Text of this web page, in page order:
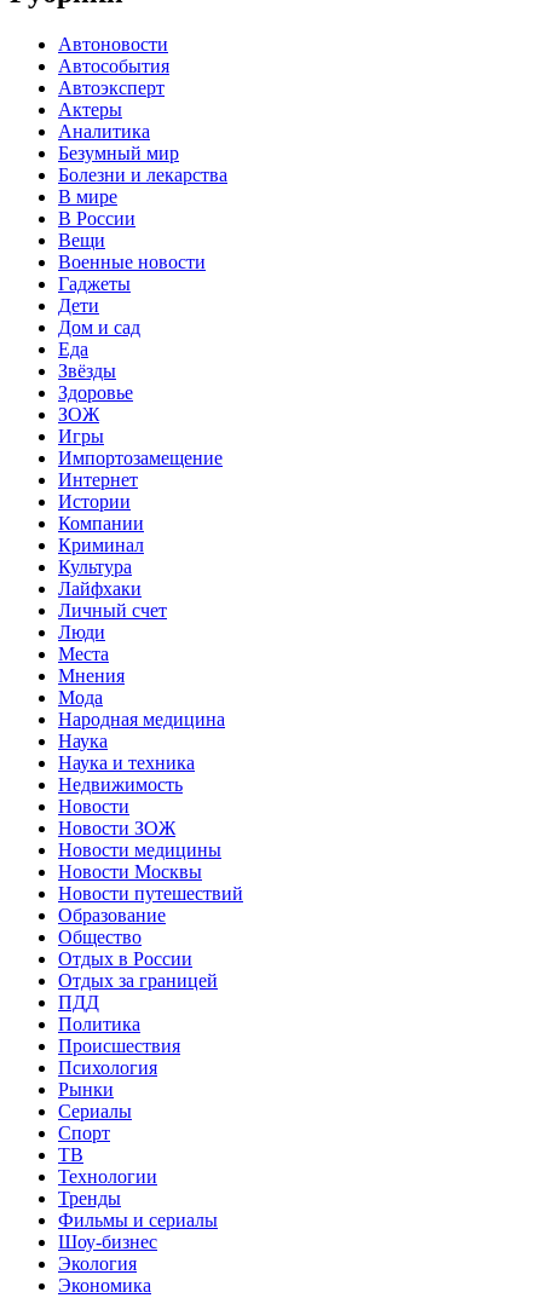
Автоновости
Автособытия
Автоэксперт
Актеры
Аналитика
Безумный мир
Болезни и лекарства
В мире
В России
Вещи
Военные новости
Гаджеты
Дети
Дом и сад
Еда
Звёзды
Здоровье
ЗОЖ
Игры
Импортозамещение
Интернет
Истории
Компании
Криминал
Культура
Лайфхаки
Личный счет
Люди
Места
Мнения
Мода
Народная медицина
Наука
Наука и техника
Недвижимость
Новости
Новости ЗОЖ
Новости медицины
Новости Москвы
Новости путешествий
Образование
Общество
Отдых в России
Отдых за границей
ПДД
Политика
Происшествия
Психология
Рынки
Сериалы
Спорт
ТВ
Технологии
Тренды
Фильмы и сериалы
Шоу-бизнес
Экология
Экономика